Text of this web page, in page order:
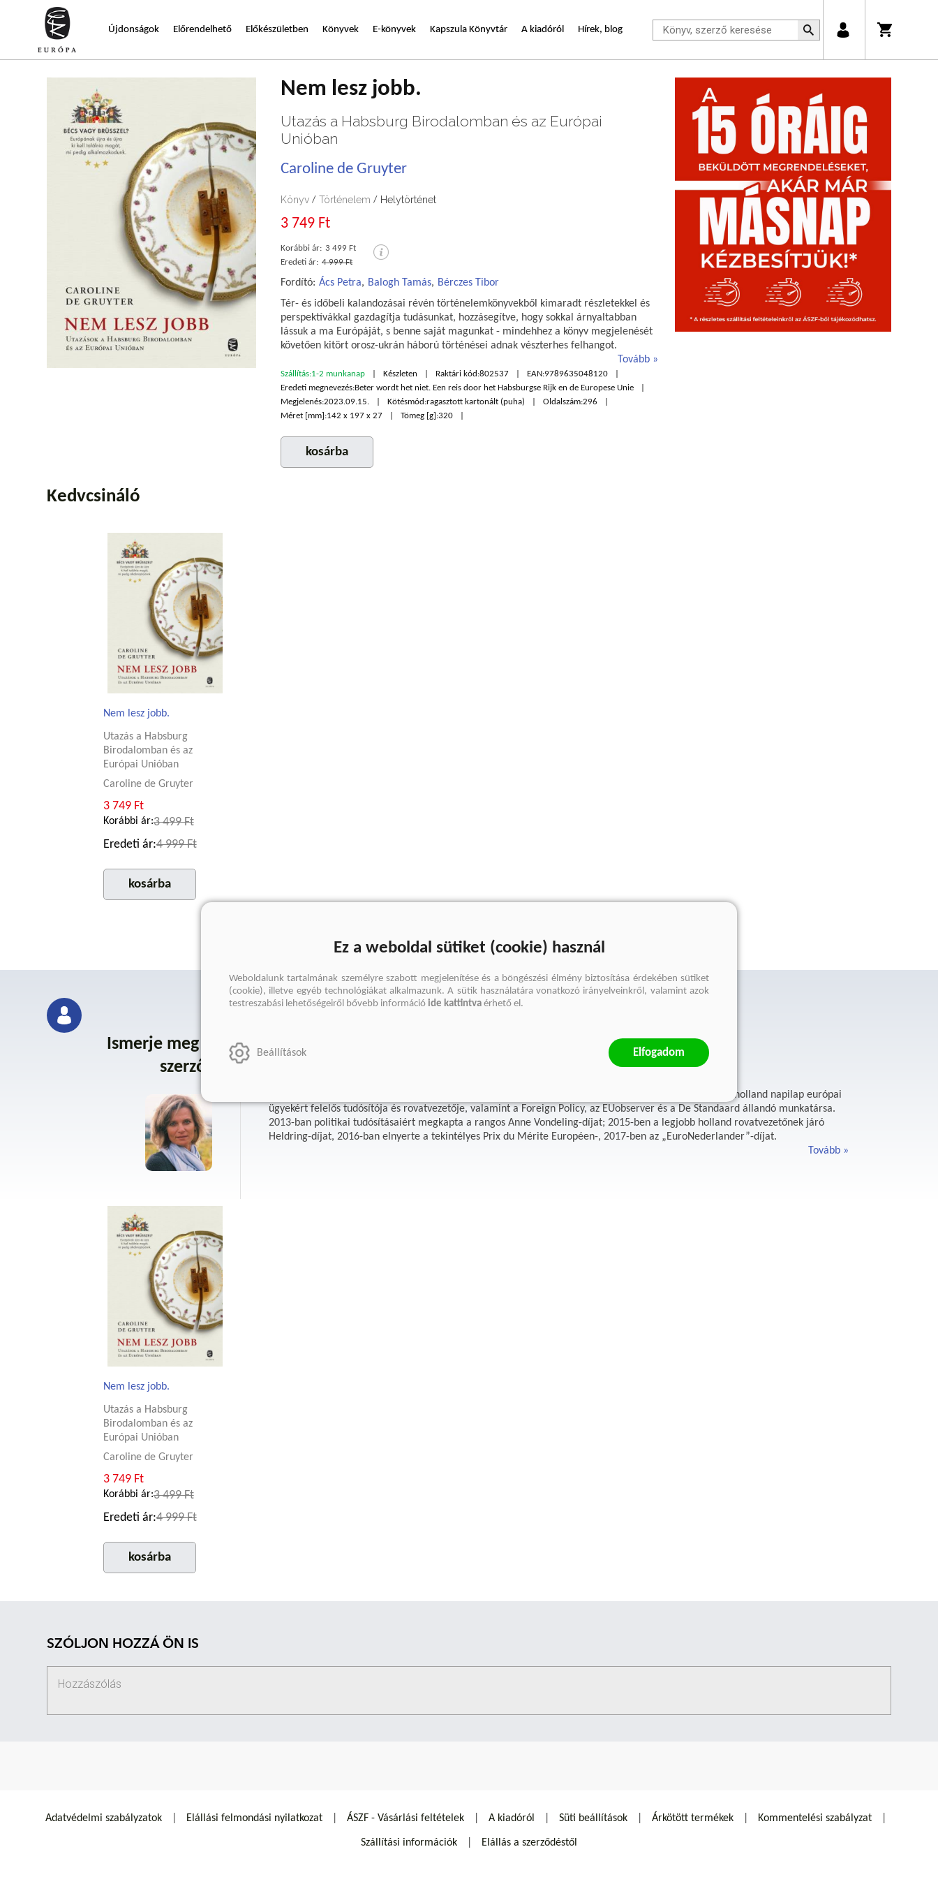
Újdonságok Előrendelhető Előkészületben Könyvek E-könyvek Kapszula Könyvtár A kiadóról Hírek, blog
Nem lesz jobb.
Utazás a Habsburg Birodalomban és az Európai
Unióban
Caroline de Gruyter
Könyv / Történelem / Helytörténet
3 749 Ft
Korábbi ár: 3 499 Ft
Eredeti ár: 4 999 Ft
Fordító: Ács Petra, Balogh Tamás, Bérczes Tibor
Tér- és időbeli kalandozásai révén történelemkönyvekből kimaradt részletekkel és
perspektívákkal gazdagítja tudásunkat, hozzásegítve, hogy sokkal árnyaltabban
lássuk a ma Európáját, s benne saját magunkat - mindehhez a könyv megjelenését
követően kitört orosz-ukrán háború történései adnak vészterhes felhangot.
Tovább
Szállítás:1-2 munkanap Készleten Raktári kód:802537 EAN:9789635048120
Eredeti megnevezés:Beter wordt het niet. Een reis door het Habsburgse Rijk en de Europese Unie
Megjelenés:2023.09.15. Kötésmód:ragasztott kartonált (puha) Oldalszám:296
Méret [mm]:142 x 197 x 27 Tömeg [g]:320
kosárba
Kedvcsináló
Nem lesz jobb.
Utazás a Habsburg
Birodalomban és az
Európai Unióban
Caroline de Gruyter
3 749 Ft
Korábbi ár:3 499 Ft
Eredeti ár:4 999 Ft
kosárba
Ismerje meg a
szerzőt
Caroline de Gruyter
Caroline de Gruyter (1963) holland újságíró, egyetemi oktató Brüsszelben. Az NRC Handelsblad vezető holland napilap európai
ügyekért felelős tudósítója és rovatvezetője, valamint a Foreign Policy, az EUobserver és a De Standaard állandó munkatársa.
2013-ban politikai tudósításaiért megkapta a rangos Anne Vondeling-díjat; 2015-ben a legjobb holland rovatvezetőnek járó
Heldring-díjat, 2016-ban elnyerte a tekintélyes Prix du Mérite Européen-, 2017-ben az „EuroNederlander”-díjat.
Tovább
Nem lesz jobb.
Utazás a Habsburg
Birodalomban és az
Európai Unióban
Caroline de Gruyter
3 749 Ft
Korábbi ár:3 499 Ft
Eredeti ár:4 999 Ft
kosárba
SZÓLJON HOZZÁ ÖN IS
Adatvédelmi szabályzatok Elállási felmondási nyilatkozat ÁSZF - Vásárlási feltételek A kiadóról Süti beállítások Árkötött termékek Kommentelési szabályzat
Szállítási információk Elállás a szerződéstől
Ez a weboldal sütiket (cookie) használ
Weboldalunk tartalmának személyre szabott megjelenítése és a böngészési élmény biztosítása érdekében sütiket
(cookie), illetve egyéb technológiákat alkalmazunk. A sütik használatára vonatkozó irányelveinkről, valamint azok
testreszabási lehetőségeiről bővebb információ ide kattintva érhető el.
Beállítások Elfogadom